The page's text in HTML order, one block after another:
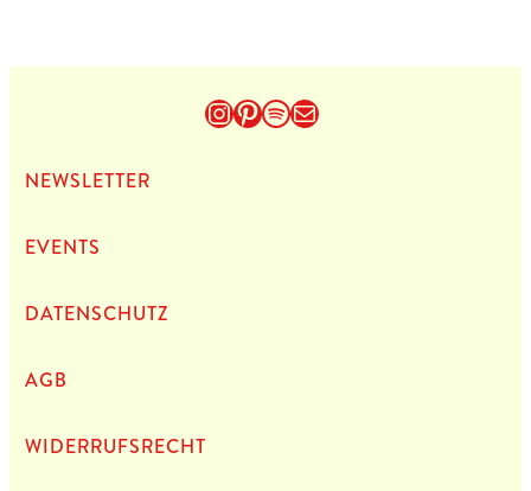
Instagram
Pinterest
Spotify
E-Mail
NEWS­LET­TER
EVENTS
DATEN­SCHUTZ
AGB
WIDERRUFSRECHT